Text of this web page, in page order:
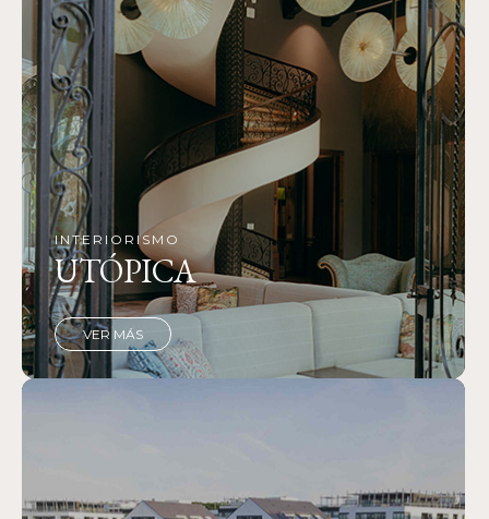
INTERIORISMO
UTÓPICA
VER MÁS